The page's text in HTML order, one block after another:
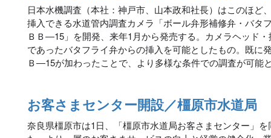
日本水機調査（本社：神戸市、山本政和社長）はこのほど
挿入できる水道管内調査カメラ「ボール弁形補修弁・バタ
ＢＢ―15」を開発、来年1月から発売する。カメラヘッド
であったバタフライ弁からの挿入を可能としたもの。既
Ｂ―15が加わったことで、より多様な条件での調査が可能
お客さまセンター開設／橿原市水道局
奈良県橿原市は1日、「橿原市水道局お客さまセンター」